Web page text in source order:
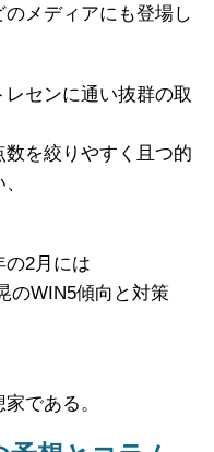
メディアにも登場し
センに通い抜群の取
を絞りやすく且つ的
の2月には
のWIN5傾向と対策
である。